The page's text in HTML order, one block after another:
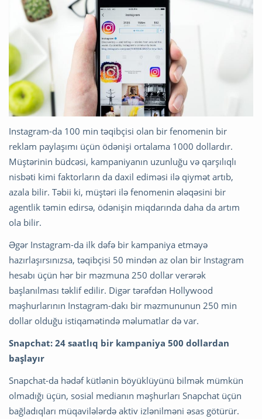
Instagram-da 100 min təqibçisi olan bir fenomenin bir
reklam paylaşımı üçün ödənişi ortalama 1000 dollardır.
Müştərinin büdcəsi, kampaniyanın uzunluğu və qarşılıqlı
nisbəti kimi faktorların da daxil ediməsi ilə qiymət artıb,
azala bilir. Təbii ki, müştəri ilə fenomenin ələqəsini bir
agentlik təmin edirsə, ödənişin miqdarında daha da artım
ola bilir.
Əgər Instagram-da ilk dəfə bir kampaniya etməyə
hazırlaşırsınızsa, təqibçisi 50 mindən az olan bir Instagram
hesabı üçün hər bir məzmuna 250 dollar verərək
başlanılması təklif edilir. Digər tərəfdən Hollywood
məşhurlarının Instagram-dakı bir məzmununun 250 min
dollar olduğu istiqamətində məlumatlar də var.
Snapchat: 24 saatlıq bir kampaniya 500 dollardan
başlayır
Snapchat-da hədəf kütlənin böyüklüyünü bilmək mümkün
olmadığı üçün, sosial medianın məşhurları Snapchat üçün
bağladıqları müqavilələrdə aktiv izlənilməni əsas götürür.